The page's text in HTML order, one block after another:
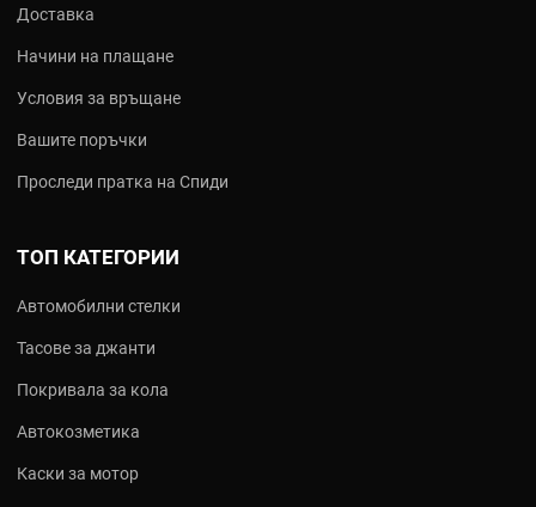
Доставка
Начини на плащане
Условия за връщане
Вашите поръчки
Проследи пратка на Спиди
ТОП КАТЕГОРИИ
Автомобилни стелки
Тасове за джанти
Покривала за кола
Автокозметика
Каски за мотор